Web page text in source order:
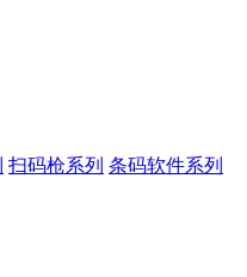
扫码枪系列 条码软件系列